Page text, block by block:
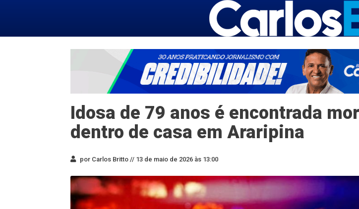
Idosa de 79 anos é encontrada
dentro de casa em Araripina
por Carlos Britto // 13 de maio de 2026 às 13:00